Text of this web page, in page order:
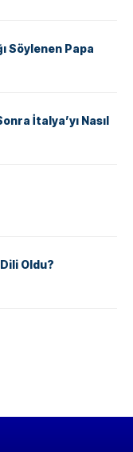
Söylenen Papa
İtalya’yı Nasıl
Oldu?